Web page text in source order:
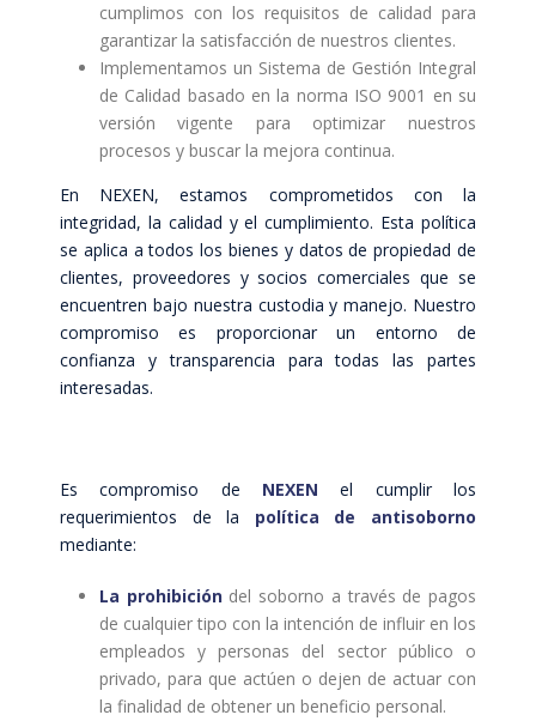
cumplimos con los requisitos de calidad para
garantizar la satisfacción de nuestros clientes.
Implementamos un Sistema de Gestión Integral
de Calidad basado en la norma ISO 9001 en su
versión vigente para optimizar nuestros
procesos y buscar la mejora continua.
En NEXEN, estamos comprometidos con la
integridad, la calidad y el cumplimiento. Esta política
se aplica a todos los bienes y datos de propiedad de
clientes, proveedores y socios comerciales que se
encuentren bajo nuestra custodia y manejo. Nuestro
compromiso es proporcionar un entorno de
confianza y transparencia para todas las partes
interesadas.
Es compromiso de NEXEN el cumplir los
requerimientos de la política de antisoborno
mediante:
La prohibicióndel soborno a través de pagos
de cualquier tipo con la intención de influir en los
empleados y personas del sector público o
privado, para que actúen o dejen de actuar con
la finalidad de obtener un beneficio personal.